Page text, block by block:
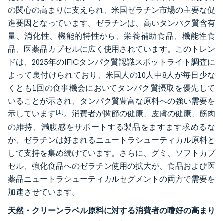
の関心の高まりに支えられ、米国ゼラチン市場の主要な促
進要因となっています。ゼラチンは、高いタンパク質含有
量、消化性、機能的特性から、栄養補助食品、機能性食
品、医薬品カプセルに広く使用されています。このトレン
ドは、2025年のIFICタンパク質認識スポットライト調査に
よって裏付けられており、米国人の10人中8人が毎日少な
くとも1回の食事機会においてタンパク質摂取を優先して
いることが示され、タンパク質豊富な原料への強い需要を
示しています[1]。消費者が関節の健康、皮膚の健康、筋肉
の維持、満腹感をサポートする製品をますます求めるな
か、ゼラチンは好まれるニュートラシューティカル原料と
して支持を集め続けています。さらに、グミ、ソフトカプ
セル、強化食品へのゼラチン使用の拡大が、食品および医
薬品ニュートラシューティカルセグメントの両方で需要を
加速させています。
天然・クリーンラベル原料に対する消費者の嗜好の高まり